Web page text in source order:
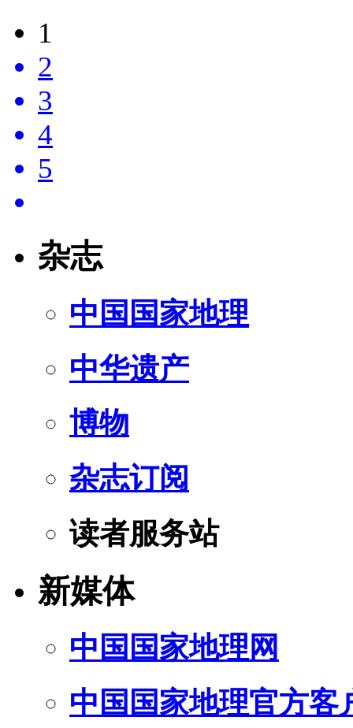
1
2
3
4
5
杂志
中国国家地理
中华遗产
博物
杂志订阅
读者服务站
新媒体
中国国家地理网
中国国家地理官方客